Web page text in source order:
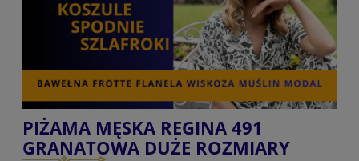
PIŻAMA MĘSKA REGINA 491
GRANATOWA DUŻE ROZMIARY